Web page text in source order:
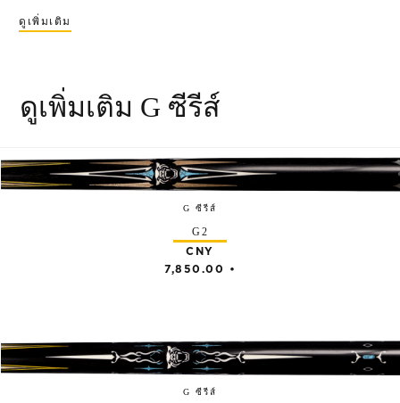
ดูเพิ่มเติม
ดูเพิ่มเติม G ซีรีส์
G ซีรีส์
G2
CNY
7,850.00
•
G ซีรีส์